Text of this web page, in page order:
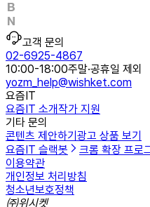
고객 문의
02-6925-4867
10:00-18:00주말·공휴일 제외
yozm_help@wishket.com
요즘IT
요즘IT 소개작가 지원
기타 문의
콘텐츠 제안하기광고 상품 보기
요즘IT 슬랙봇
크롬 확장 프로
이용약관
개인정보 처리방침
청소년보호정책
㈜위시켓